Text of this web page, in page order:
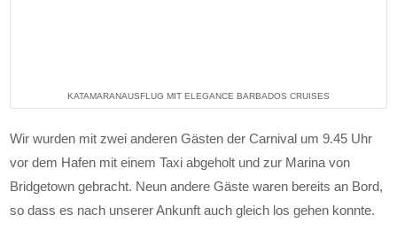
KATAMARANAUSFLUG MIT ELEGANCE BARBADOS CRUISES
Wir wurden mit zwei anderen Gästen der Carnival um 9.45 Uhr
vor dem Hafen mit einem Taxi abgeholt und zur Marina von
Bridgetown gebracht. Neun andere Gäste waren bereits an Bord,
so dass es nach unserer Ankunft auch gleich los gehen konnte.